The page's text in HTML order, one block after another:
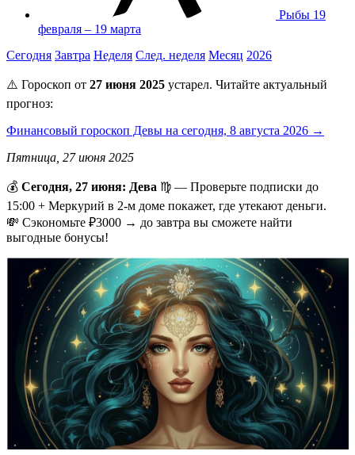
Рыбы 19
февраля – 19 марта
Сегодня Завтра Неделя След. неделя Месяц 2026
⚠️ Гороскоп от 27 июня 2025 устарел. Читайте актуальный
прогноз:
Финансовый гороскоп Девы на сегодня, 8 августа 2026 →
Пятница, 27 июня 2025
💰 Сегодня, 27 июня: Дева ♍ — Проверьте подписки до
15:00 + Меркурий в 2-м доме покажет, где утекают деньги.
💸 Сэкономьте ₽3000 → до завтра вы сможете найти
выгодные бонусы!